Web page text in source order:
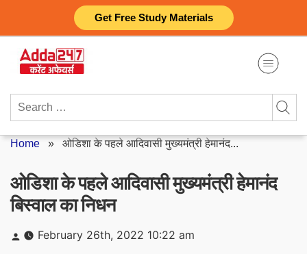
Get Free Study Materials
content
Search
Home » ओडिशा के पहले आदिवासी मुख्यमंत्री हेमानंद...
ओडिशा के पहले आदिवासी मुख्यमंत्री हेमानंद
बिस्वाल का निधन
Posted
by
February 26th, 2022 10:22 am